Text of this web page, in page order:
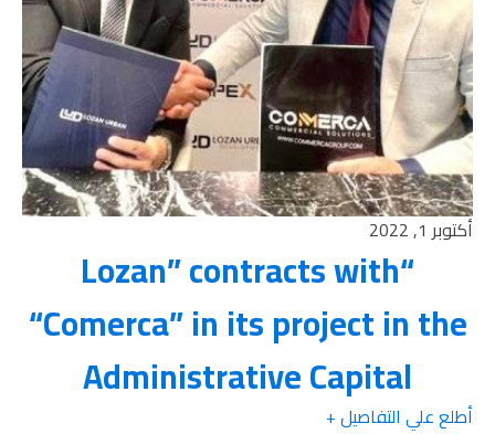
أكتوبر 1, 2022
“Lozan” contracts with
“Comerca” in its project in the
Administrative Capital
أطلع علي التفاصيل +